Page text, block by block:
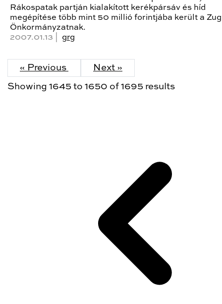
Rákospatak partján kialakított kerékpársáv és híd
megépítése több mint 50 millió forintjába került a
Önkormányzatnak.
2007.01.13 | grg
« Previous Next »
Showing 1645 to 1650 of 1695 results